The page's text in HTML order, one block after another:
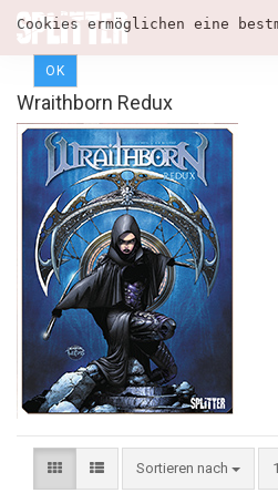
Cookies ermöglichen eine
OK
Wraithborn Redux
Sortieren nach